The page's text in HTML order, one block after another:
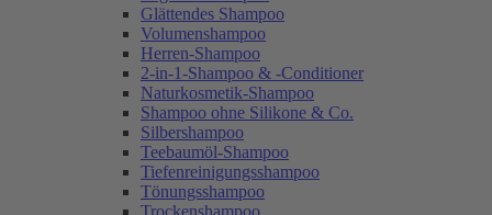
Glättendes Shampoo
Volumenshampoo
Herren-Shampoo
2-in-1-Shampoo & -Conditioner
Naturkosmetik-Shampoo
Shampoo ohne Silikone & Co.
Silbershampoo
Teebaumöl-Shampoo
Tiefenreinigungsshampoo
Tönungsshampoo
Trockenshampoo